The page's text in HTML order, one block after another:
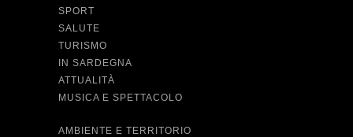
SPORT
SALUTE
TURISMO
IN SARDEGNA
ATTUALITÀ
MUSICA E SPETTACOLO
AMBIENTE E TERRITORIO